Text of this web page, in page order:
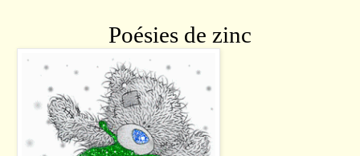
Poésies de zinc